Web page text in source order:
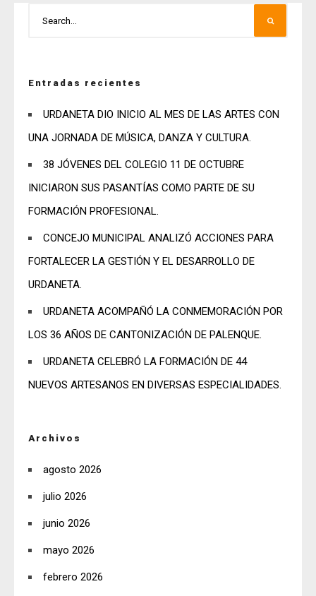
Entradas recientes
URDANETA DIO INICIO AL MES DE LAS ARTES CON
UNA JORNADA DE MÚSICA, DANZA Y CULTURA.
38 JÓVENES DEL COLEGIO 11 DE OCTUBRE
INICIARON SUS PASANTÍAS COMO PARTE DE SU
FORMACIÓN PROFESIONAL.
CONCEJO MUNICIPAL ANALIZÓ ACCIONES PARA
FORTALECER LA GESTIÓN Y EL DESARROLLO DE
URDANETA.
URDANETA ACOMPAÑÓ LA CONMEMORACIÓN POR
LOS 36 AÑOS DE CANTONIZACIÓN DE PALENQUE.
URDANETA CELEBRÓ LA FORMACIÓN DE 44
NUEVOS ARTESANOS EN DIVERSAS ESPECIALIDADES.
Archivos
agosto 2026
julio 2026
junio 2026
mayo 2026
febrero 2026